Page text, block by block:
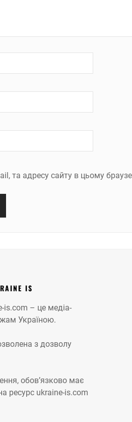
та адресу сайту в цьому
IS
is.com – це медіа-
Україною.
з дозволу
обов’язково має
ресурс ukraine-is.com